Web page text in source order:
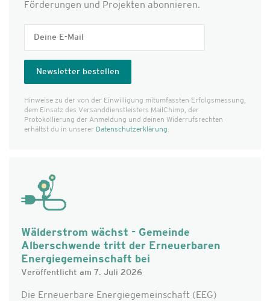
Förderungen und Projekten abonnieren.
Hinweise zu der von der Einwilligung mitumfassten Erfolgs­messung,
dem Einsatz des Versanddienst­leisters MailChimp, der
Protokollierung der Anmeldung und deinen Widerrufsrechten
erhältst du in unserer Datenschutzerklärung.
Wälderstrom wächst - Gemeinde
Alberschwende tritt der Erneuerbaren
Energiegemeinschaft bei
Veröffentlicht am 7. Juli 2026
Die Erneuerbare Energiegemeinschaft (EEG)